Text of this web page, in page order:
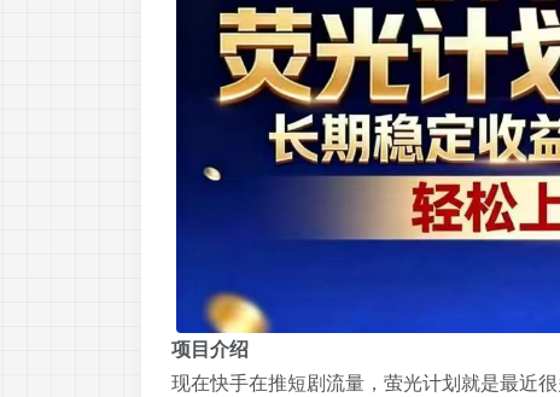
项目介绍
现在快手在推短剧流量，萤光计划就是最近